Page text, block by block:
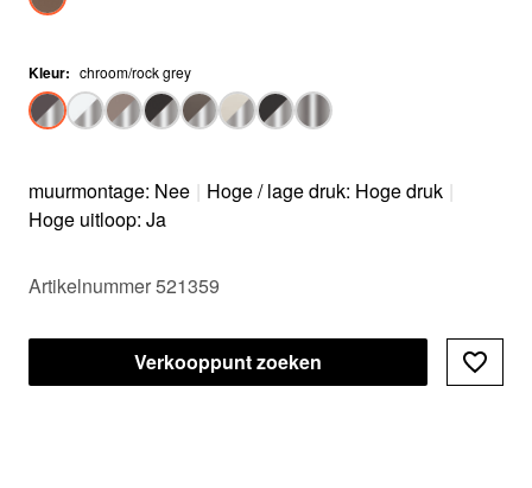
Kleur: chroom/rock grey
muurmontage: Nee | Hoge / lage druk: Hoge druk |
Hoge uitloop: Ja
Artikelnummer 521359
Verkooppunt zoeken